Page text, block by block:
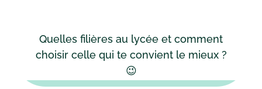
Quelles filières au lycée et comment
choisir celle qui te convient le mieux ?
😉